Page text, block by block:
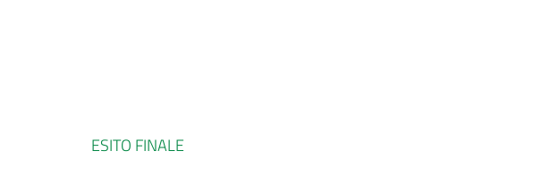
ESITO FINALE